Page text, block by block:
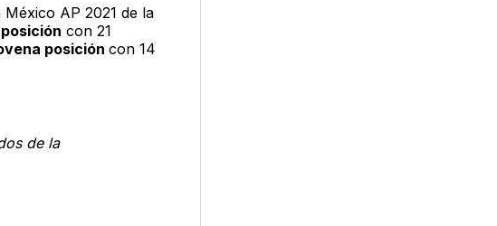
AP 2021 de la
con 21
posición con 14
de la